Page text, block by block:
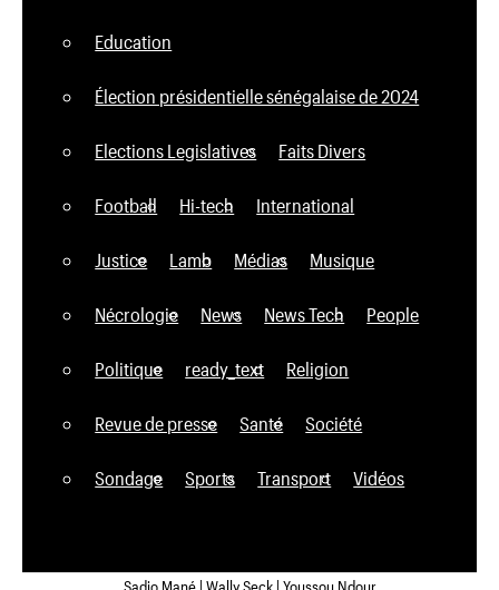
Education
Élection présidentielle sénégalaise de 2024
Elections Legislatives Faits Divers
Football Hi-tech International
Justice Lamb Médias Musique
Nécrologie News News Tech People
Politique ready_text Religion
Revue de presse Santé Société
Sondage Sports Transport Vidéos
Sadio Mané | Wally Seck | Youssou Ndour